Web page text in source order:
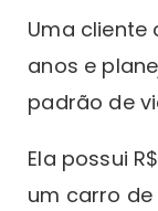
Uma cliente
anos e
padrão de
Ela possui
um carro de